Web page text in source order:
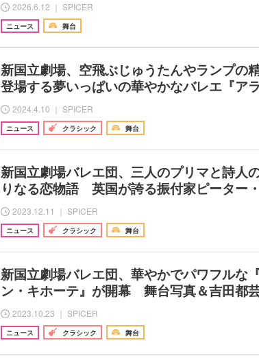
2026.6.12 ｜ SPICER
ニュース 舞台
新国立劇場、空飛ぶじゅうたんやランプの
登場する夢いっぱいの華やかなバレエ『ア
2024.4.10 ｜ SPICER
ニュース クラシック 舞台
新国立劇場バレエ団、三人のプリマと詩人
りなる恋物語 英国が誇る振付家ピーター
2023.12.11 ｜ SPICER
ニュース クラシック 舞台
新国立劇場バレエ団、華やかでパワフルな
ン・キホーテ』が開幕 舞台写真＆吉田都
2023.10.23 ｜ SPICER
ニュース クラシック 舞台